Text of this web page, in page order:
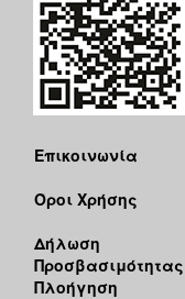
Επικοινωνία
Όροι Χρήσης
Δήλωση
Προσβασιμότητας
Πλοήγηση